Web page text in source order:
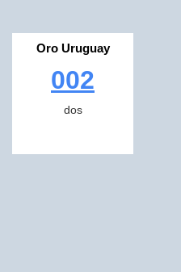
Oro Uruguay
002
dos